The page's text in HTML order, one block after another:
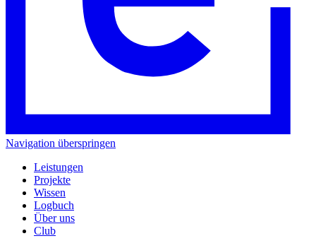
Navigation überspringen
Leistungen
Projekte
Wissen
Logbuch
Über uns
Club